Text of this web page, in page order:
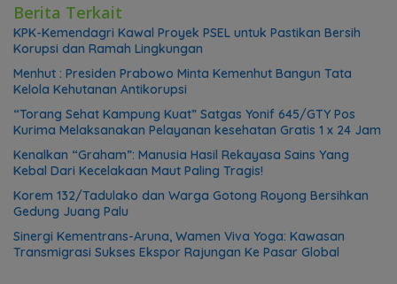
Berita Terkait
KPK-Kemendagri Kawal Proyek PSEL untuk Pastikan Bersih
Korupsi dan Ramah Lingkungan
Menhut : Presiden Prabowo Minta Kemenhut Bangun Tata
Kelola Kehutanan Antikorupsi
“Torang Sehat Kampung Kuat” Satgas Yonif 645/GTY Pos
Kurima Melaksanakan Pelayanan kesehatan Gratis 1 x 24 Jam
Kenalkan “Graham”: Manusia Hasil Rekayasa Sains Yang
Kebal Dari Kecelakaan Maut Paling Tragis!
Korem 132/Tadulako dan Warga Gotong Royong Bersihkan
Gedung Juang Palu
Sinergi Kementrans-Aruna, Wamen Viva Yoga: Kawasan
Transmigrasi Sukses Ekspor Rajungan Ke Pasar Global